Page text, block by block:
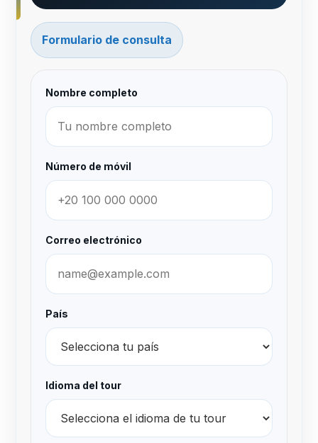
Formulario de consulta
Nombre completo
Número de móvil
Correo electrónico
País
Idioma del tour